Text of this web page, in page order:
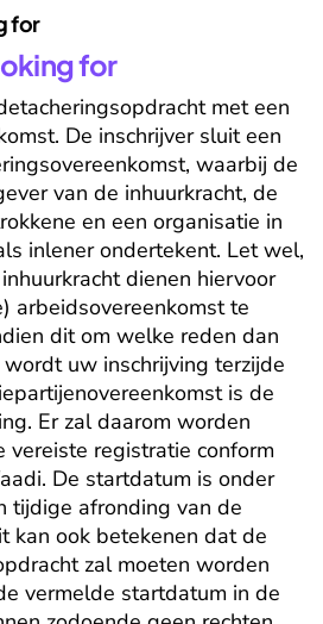
for
for
met een
De inschrijver sluit een
waarbij de
van de inhuurkracht, de
en een organisatie in
inlener ondertekent. Let wel,
dienen hiervoor
arbeidsovereenkomst te
dit om welke reden dan
uw inschrijving terzijde
is de
Er zal daarom worden
vereiste registratie conform
De startdatum is onder
tijdige afronding van de
kan ook betekenen dat de
zal moeten worden
vermelde startdatum in de